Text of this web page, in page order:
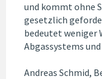
und kommt ohne
gesetzlich
bedeutet weniger
Abgassystems
Andreas Schmid,